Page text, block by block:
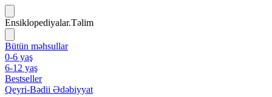
Ensiklopediyalar.Təlim
Bütün məhsullar
0-6 yaş
6-12 yaş
Bestseller
Qeyri-Bədii Ədəbiyyat